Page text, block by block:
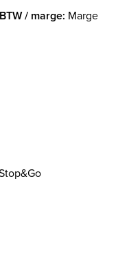
BTW / marge: Marge